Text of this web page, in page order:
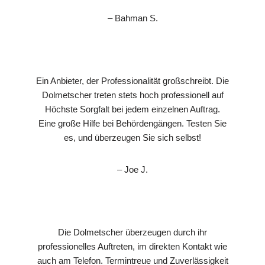
– Bahman S.
Ein Anbieter, der Professionalität großschreibt. Die
Dolmetscher treten stets hoch professionell auf
Höchste Sorgfalt bei jedem einzelnen Auftrag.
Eine große Hilfe bei Behördengängen. Testen Sie
es, und überzeugen Sie sich selbst!
– Joe J.
Die Dolmetscher überzeugen durch ihr
professionelles Auftreten, im direkten Kontakt wie
auch am Telefon. Termintreue und Zuverlässigkeit